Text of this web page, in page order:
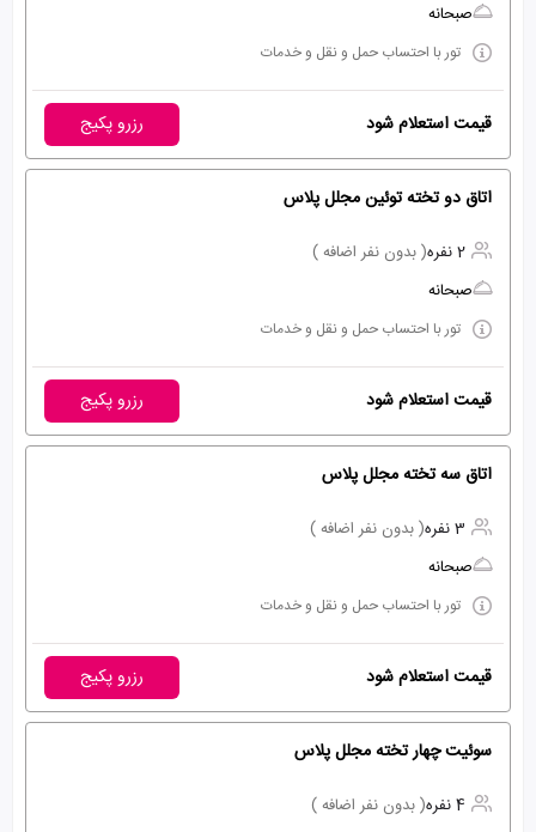
صبحانه
تور با احتساب حمل و نقل و خدمات
قیمت استعلام شود رزرو پکیج
اتاق دو تخته توئین مجلل پلاس
2 نفره
( بدون نفر اضافه )
صبحانه
تور با احتساب حمل و نقل و خدمات
قیمت استعلام شود رزرو پکیج
اتاق سه تخته مجلل پلاس
3 نفره
( بدون نفر اضافه )
صبحانه
تور با احتساب حمل و نقل و خدمات
قیمت استعلام شود رزرو پکیج
سوئیت چهار تخته مجلل پلاس
4 نفره
( بدون نفر اضافه )